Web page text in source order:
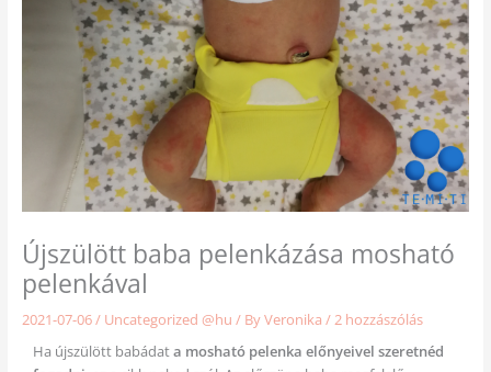
Újszülött baba pelenkázása mosható
pelenkával
2021-07-06/ Uncategorized @hu / ByVeronika /2 hozzászólás
Ha újszülött babádata mosható pelenka előnyeivel szeretnéd